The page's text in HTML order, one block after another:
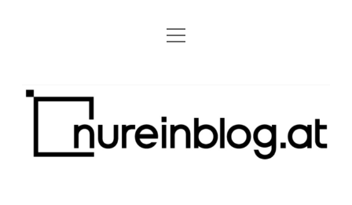
Blog
Archiv
Kontakt
Grundsätze Dropdown-
Menü
Nur
Blog